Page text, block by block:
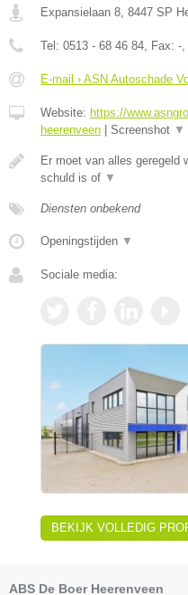
Expansielaan 8 8447 SP
Tel: 0513 - 68 46 84 , Fax: -
E-mail › ASN Autoschade
Website: https://
heerenveen | Screenshot ▼
Er moet van alles geregeld
schuld is of ▼
Diensten onbekend
Openingstijden ▼
Sociale media:
BEKIJK VOLLEDIG
ABS De Boer Heerenveen